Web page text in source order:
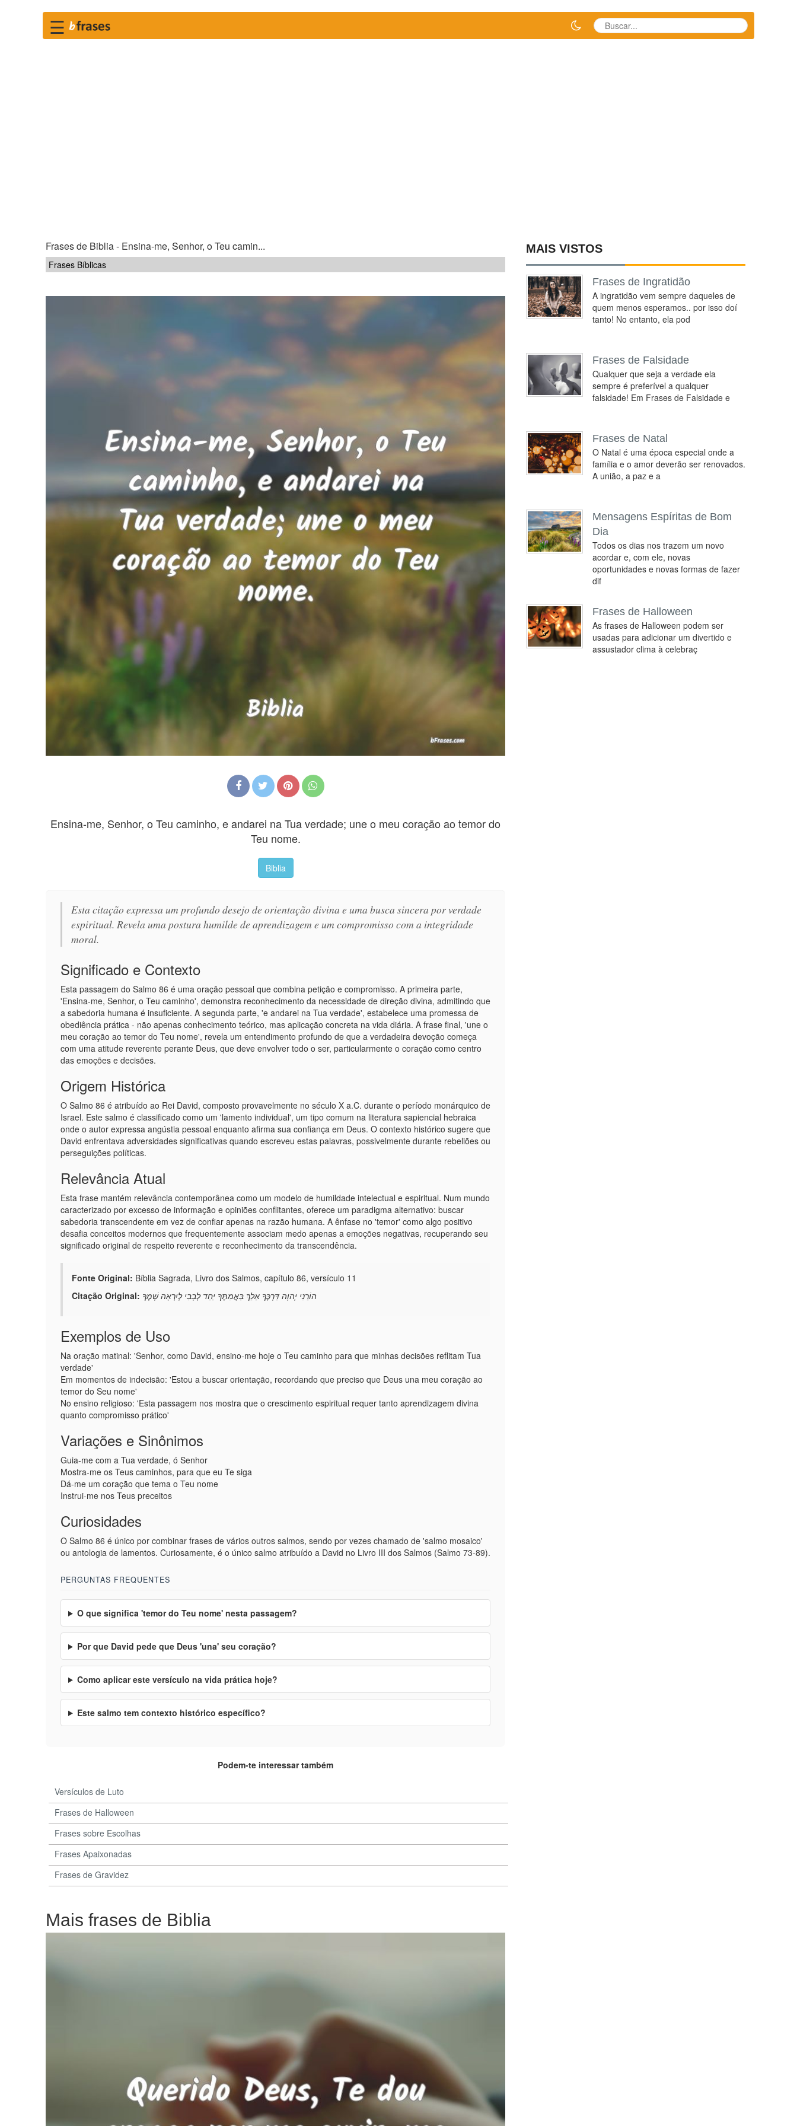
☰
Frases de Biblia - Ensina-me, Senhor, o Teu camin...
Frases Bíblicas
Ensina-me, Senhor, o Teu caminho, e andarei na Tua verdade; une o meu coração ao temor do
Teu nome.
Biblia
Esta citação expressa um profundo desejo de orientação divina e uma busca sincera por verdade
espiritual. Revela uma postura humilde de aprendizagem e um compromisso com a integridade
moral.
Significado e Contexto
Esta passagem do Salmo 86 é uma oração pessoal que combina petição e compromisso. A primeira parte,
'Ensina-me, Senhor, o Teu caminho', demonstra reconhecimento da necessidade de direção divina, admitindo que
a sabedoria humana é insuficiente. A segunda parte, 'e andarei na Tua verdade', estabelece uma promessa de
obediência prática - não apenas conhecimento teórico, mas aplicação concreta na vida diária. A frase final, 'une o
meu coração ao temor do Teu nome', revela um entendimento profundo de que a verdadeira devoção começa
com uma atitude reverente perante Deus, que deve envolver todo o ser, particularmente o coração como centro
das emoções e decisões.
Origem Histórica
O Salmo 86 é atribuído ao Rei David, composto provavelmente no século X a.C. durante o período monárquico de
Israel. Este salmo é classificado como um 'lamento individual', um tipo comum na literatura sapiencial hebraica
onde o autor expressa angústia pessoal enquanto afirma sua confiança em Deus. O contexto histórico sugere que
David enfrentava adversidades significativas quando escreveu estas palavras, possivelmente durante rebeliões ou
perseguições políticas.
Relevância Atual
Esta frase mantém relevância contemporânea como um modelo de humildade intelectual e espiritual. Num mundo
caracterizado por excesso de informação e opiniões conflitantes, oferece um paradigma alternativo: buscar
sabedoria transcendente em vez de confiar apenas na razão humana. A ênfase no 'temor' como algo positivo
desafia conceitos modernos que frequentemente associam medo apenas a emoções negativas, recuperando seu
significado original de respeito reverente e reconhecimento da transcendência.
Fonte Original: Bíblia Sagrada, Livro dos Salmos, capítulo 86, versículo 11
Citação Original: הוֹרֵנִי יְהוָה דַּרְכֶּךָ אֵלֵךְ בַּאֲמִתֶּךָ יַחֵד לְבָבִי לְיִרְאָה שְׁמֶךָ
Exemplos de Uso
Na oração matinal: 'Senhor, como David, ensino-me hoje o Teu caminho para que minhas decisões reflitam Tua
verdade'
Em momentos de indecisão: 'Estou a buscar orientação, recordando que preciso que Deus una meu coração ao
temor do Seu nome'
No ensino religioso: 'Esta passagem nos mostra que o crescimento espiritual requer tanto aprendizagem divina
quanto compromisso prático'
Variações e Sinônimos
Guia-me com a Tua verdade, ó Senhor
Mostra-me os Teus caminhos, para que eu Te siga
Dá-me um coração que tema o Teu nome
Instrui-me nos Teus preceitos
Curiosidades
O Salmo 86 é único por combinar frases de vários outros salmos, sendo por vezes chamado de 'salmo mosaico'
ou antologia de lamentos. Curiosamente, é o único salmo atribuído a David no Livro III dos Salmos (Salmo 73-89).
PERGUNTAS FREQUENTES
O que significa 'temor do Teu nome' nesta passagem?
Por que David pede que Deus 'una' seu coração?
Como aplicar este versículo na vida prática hoje?
Este salmo tem contexto histórico específico?
Podem-te interessar também
Versículos de Luto
Frases de Halloween
Frases sobre Escolhas
Frases Apaixonadas
Frases de Gravidez
Mais frases de Biblia
MAIS VISTOS
Frases de Ingratidão
A ingratidão vem sempre daqueles de
quem menos esperamos.. por isso doí
tanto! No entanto, ela pod
Frases de Falsidade
Qualquer que seja a verdade ela
sempre é preferível a qualquer
falsidade! Em Frases de Falsidade e
Frases de Natal
O Natal é uma época especial onde a
família e o amor deverão ser renovados.
A união, a paz e a
Mensagens Espíritas de Bom
Dia
Todos os dias nos trazem um novo
acordar e, com ele, novas
oportunidades e novas formas de fazer
dif
Frases de Halloween
As frases de Halloween podem ser
usadas para adicionar um divertido e
assustador clima à celebraç